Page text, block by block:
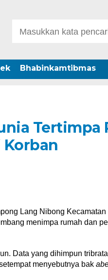
Bhabinkamtibmas
Tertimpa
Korban
Lang Nibong
menimpa rumah dan
Data yang dihimpun
menyebutnya bak